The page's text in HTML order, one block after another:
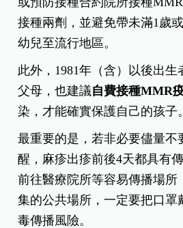
接種兩劑，並避免帶未滿1歲
幼兒至流行地區。
此外，1981年（含）以後出
父母，也建議自費接種MMR
染，才能確實保護自己的孩子。
最重要的是，若非必要儘量不
醒，麻疹出疹前後4天都具有
前往醫療院所等容易傳播場所
集的公共場所，一定要把口罩
毒傳播風險。